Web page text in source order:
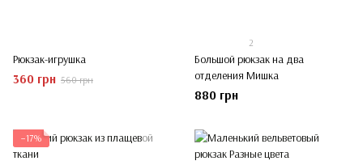
Рюкзак-игрушка
360 грн 560 грн
2
Большой рюкзак на два
отделения Мишка
880 грн
−17%